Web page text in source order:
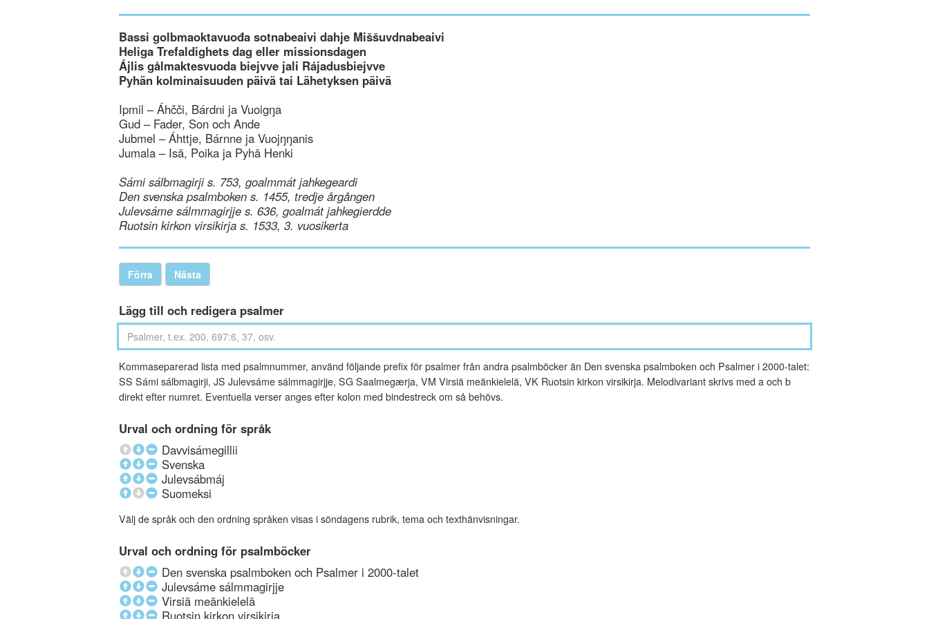
Bassi golbmaoktavuođa sotnabeaivi dahje Miššuvdnabeaivi
Heliga Trefaldighets dag eller missionsdagen
Ájlis gålmaktesvuoda biejvve jali Rájadusbiejvve
Pyhän kolminaisuuden päivä tai Lähetyksen päivä
Ipmil – Áhčči, Bárdni ja Vuoigŋa
Gud – Fader, Son och Ande
Jubmel – Áhttje, Bárnne ja Vuojŋŋanis
Jumala – Isä, Poika ja Pyhä Henki
Sámi sálbmagirji s. 753, goalmmát jahkegeardi
Den svenska psalmboken s. 1455, tredje årgången
Julevsáme sálmmagirjje s. 636, goalmát jahkegierdde
Ruotsin kirkon virsikirja s. 1533, 3. vuosikerta
Förra Nästa
Lägg till och redigera psalmer
Kommaseparerad lista med psalmnummer, använd följande prefix för psalmer från andra psalmböcker än Den svenska psalmboken och Psalmer i 2000-talet:
SS Sámi sálbmagirji, JS Julevsáme sálmmagirjje, SG Saalmegærja, VM Virsiä meänkielelä, VK Ruotsin kirkon virsikirja. Melodivariant skrivs med a och b
direkt efter numret. Eventuella verser anges efter kolon med bindestreck om så behövs.
Urval och ordning för språk
Davvisámegillii
Svenska
Julevsábmáj
Suomeksi
Välj de språk och den ordning språken visas i söndagens rubrik, tema och texthänvisningar.
Urval och ordning för psalmböcker
Den svenska psalmboken och Psalmer i 2000-talet
Julevsáme sálmmagirjje
Virsiä meänkielelä
Ruotsin kirkon virsikirja